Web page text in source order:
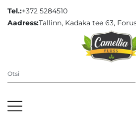
Tel.:+372 5284510
Aadress:Tallinn, Kadaka tee 63,